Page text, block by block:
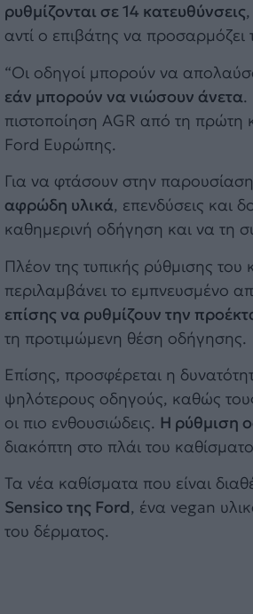
ρυθμίζονται σε 14 κατευθύνσεις
αντί ο επιβάτης να
“Οι οδηγοί μπορούν να
εάν μπορούν να νιώσουν άνετα.
πιστοποίηση AGR από τη
Ford Ευρώπης.
Για να φτάσουν στην παρουσίαση
αφρώδη υλικά, επενδύσεις και
καθημερινή οδήγηση και να τη
Πλέον της τυπικής ρύθμισης
περιλαμβάνει το εμπνευσμένο
επίσης να ρυθμίζουν την
τη προτιμώμενη θέση οδήγησης.
Επίσης, προσφέρεται η
ψηλότερους οδηγούς, καθώς
οι πιο ενθουσιώδεις. Η ρύθμιση
διακόπτη στο πλάι του
Τα νέα καθίσματα που είναι
Sensico της Ford, ένα vegan
του δέρματος.